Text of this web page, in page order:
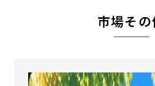
市場その